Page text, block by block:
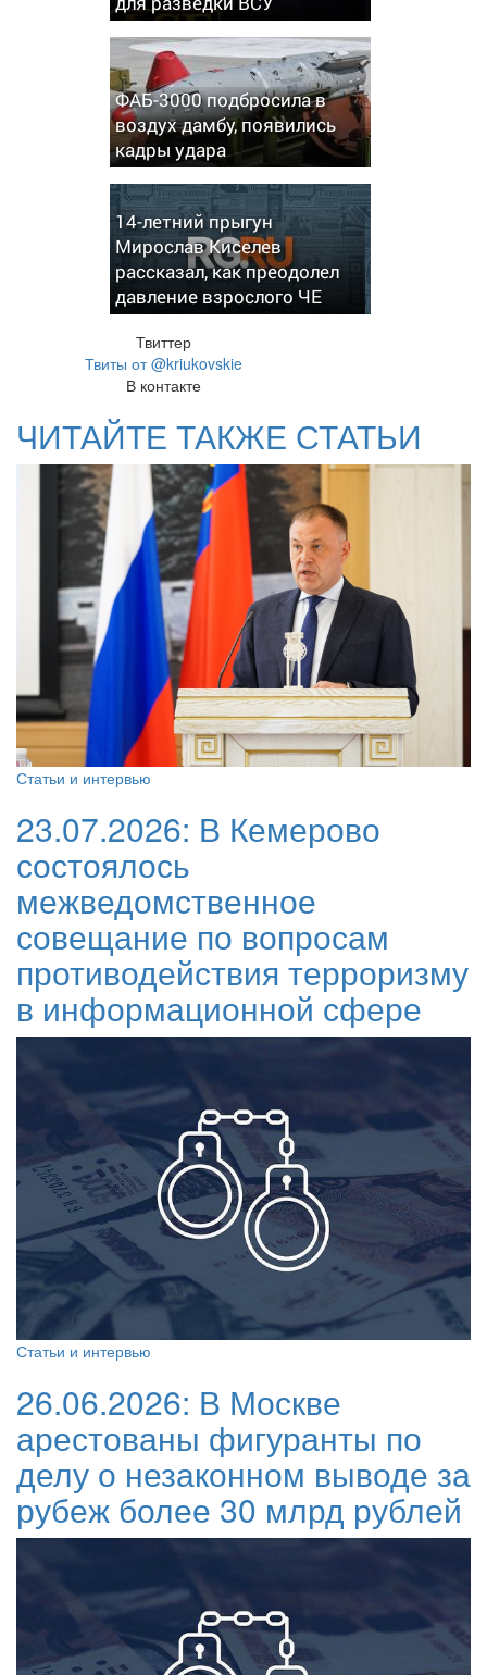
ФАБ-3000 подбросила в
воздух дамбу, появились
кадры удара
14-летний прыгун
Мирослав Киселев
рассказал, как преодолел
давление взрослого ЧЕ
Твиттер
Твиты от @kriukovskie
В контакте
ЧИТАЙТЕ ТАКЖЕ СТАТЬИ
Статьи и интервью
23.07.2026: В Кемерово
состоялось
межведомственное
совещание по вопросам
противодействия терроризму
в информационной сфере
Статьи и интервью
26.06.2026: В Москве
арестованы фигуранты по
делу о незаконном выводе за
рубеж более 30 млрд рублей